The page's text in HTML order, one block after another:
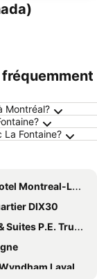
fréquemment
Montréal?
Fontaine?
Longueuil
DIX30
P.E. Trudeau Airport
Laval